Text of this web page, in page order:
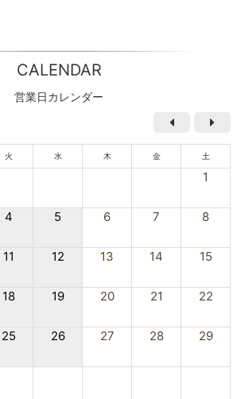
CALENDAR
営業日カレンダー
火 水 木 金 土
1
4 5 6 7 8
11 12 13 14 15
18 19 20 21 22
25 26 27 28 29